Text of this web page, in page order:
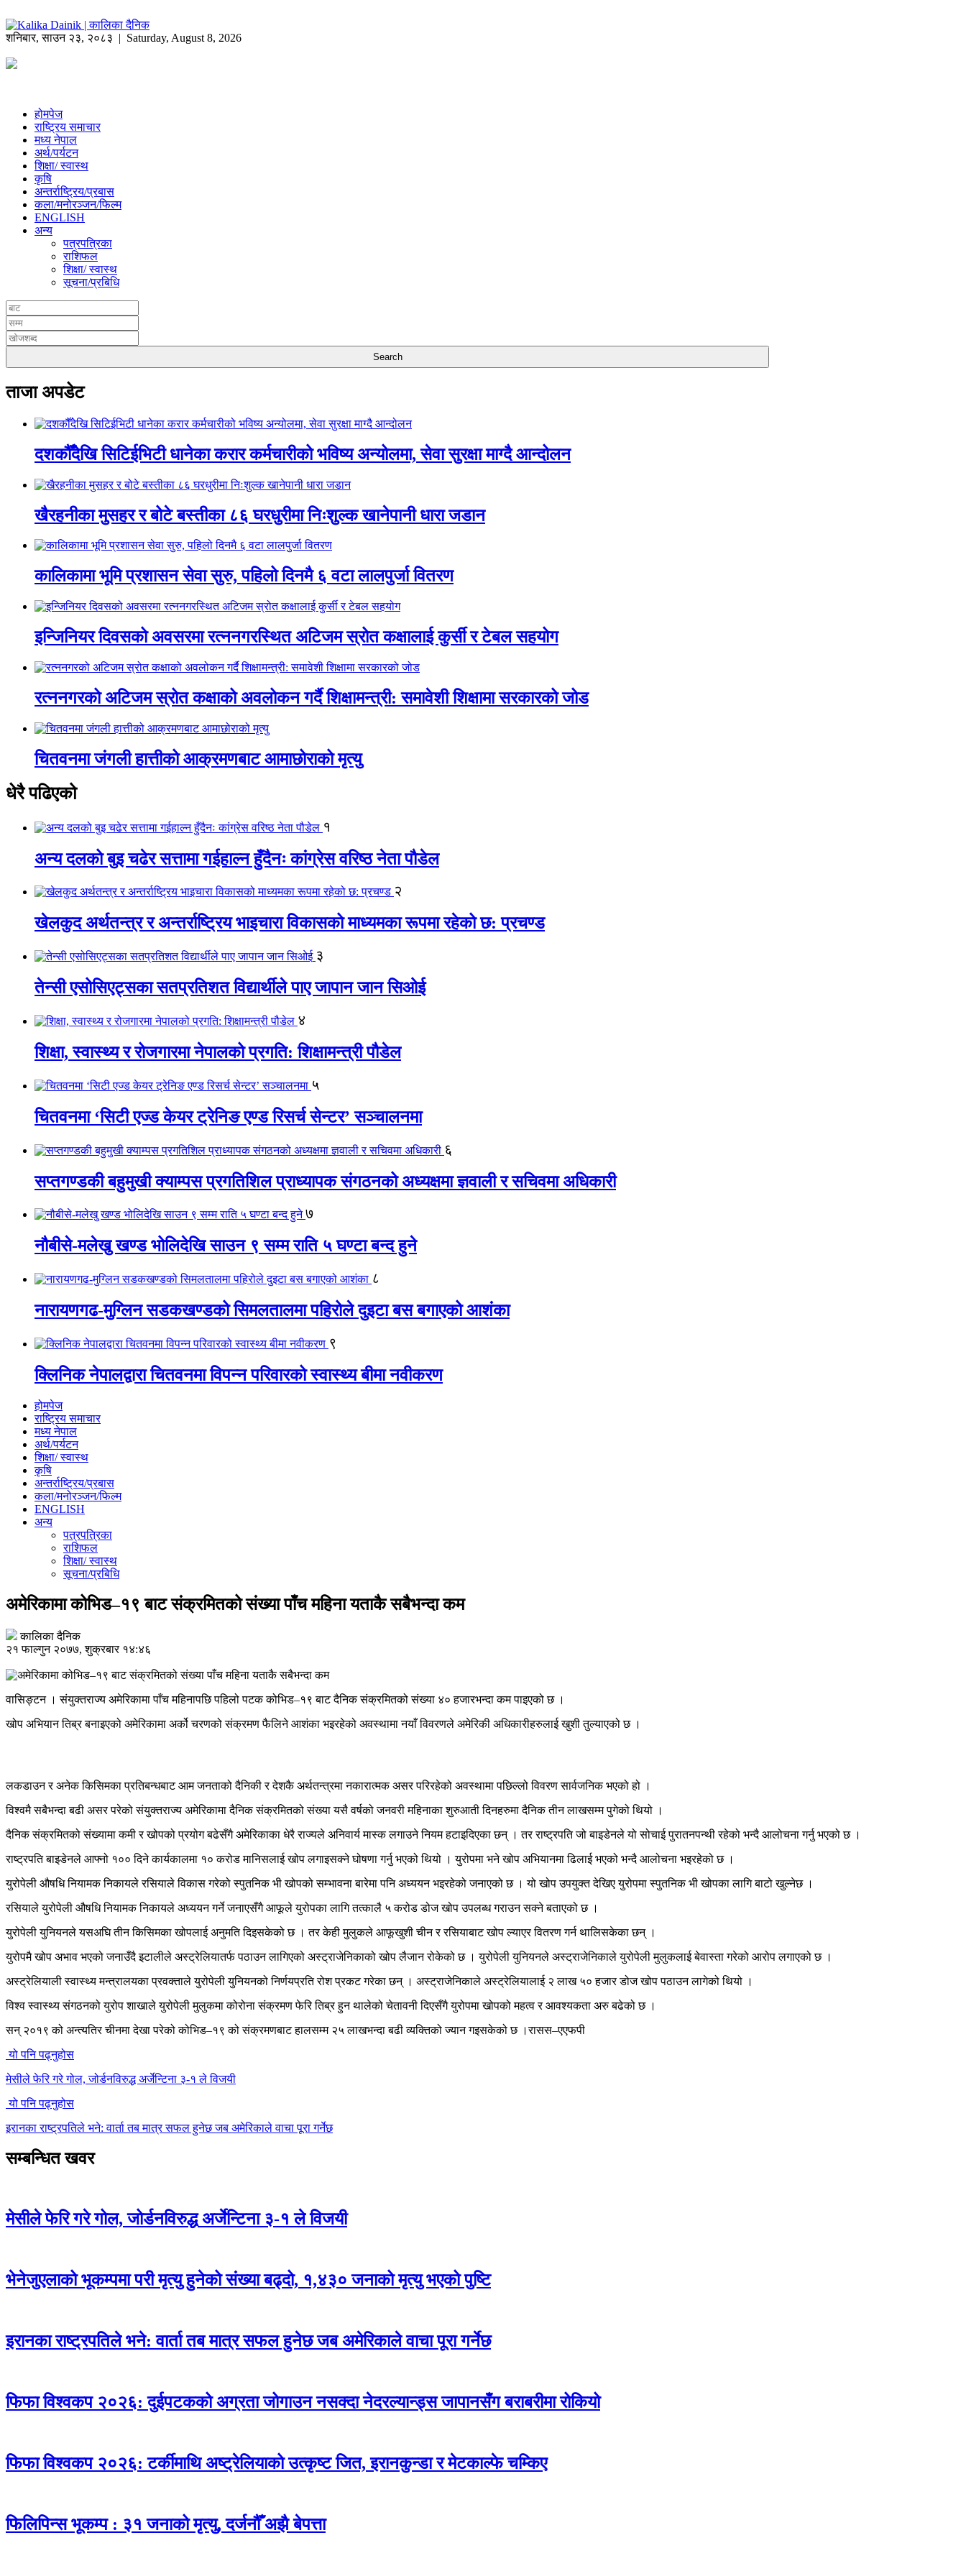
शनिबार,साउन २३, २०८३ | Saturday, August 8, 2026
होमपेज
राष्ट्रिय समाचार
मध्य नेपाल
अर्थ/पर्यटन
शिक्षा/ स्वास्थ
कृषि
अन्तर्राष्ट्रिय/प्रबास
कला/मनोरञ्जन/फिल्म
ENGLISH
अन्य
पत्रपत्रिका
राशिफल
शिक्षा/ स्वास्थ
सूचना/प्रबिधि
ताजा अपडेट
दशकौँदेखि सिटिईभिटी धानेका करार कर्मचारीको भविष्य अन्योलमा, सेवा सुरक्षा माग्दै आन्दोलन
खैरहनीका मुसहर र बोटे बस्तीका ८६ घरधुरीमा निःशुल्क खानेपानी धारा जडान
कालिकामा भूमि प्रशासन सेवा सुरु, पहिलो दिनमै ६ वटा लालपुर्जा वितरण
इन्जिनियर दिवसको अवसरमा रत्ननगरस्थित अटिजम स्रोत कक्षालाई कुर्सी र टेबल सहयोग
रत्ननगरको अटिजम स्रोत कक्षाको अवलोकन गर्दै शिक्षामन्त्री: समावेशी शिक्षामा सरकारको जोड
चितवनमा जंगली हात्तीको आक्रमणबाट आमाछोराको मृत्यु
धेरै पढिएको
१
अन्य दलको बुइ चढेर सत्तामा गईहाल्न हुँदैनः कांग्रेस वरिष्ठ नेता पौडेल
२
खेलकुद अर्थतन्त्र र अन्तर्राष्ट्रिय भाइचारा विकासको माध्यमका रूपमा रहेको छ: प्रचण्ड
३
तेन्सी एसोसिएट्सका सतप्रतिशत विद्यार्थीले पाए जापान जान सिओई
४
शिक्षा, स्वास्थ्य र रोजगारमा नेपालको प्रगति: शिक्षामन्त्री पौडेल
५
चितवनमा ‘सिटी एज्ड केयर ट्रेनिङ एण्ड रिसर्च सेन्टर’ सञ्चालनमा
६
सप्तगण्डकी बहुमुखी क्याम्पस प्रगतिशिल प्राध्यापक संगठनको अध्यक्षमा ज्ञवाली र सचिवमा अधिकारी
७
नौबीसे-मलेखु खण्ड भोलिदेखि साउन ९ सम्म राति ५ घण्टा बन्द हुने
८
नारायणगढ-मुग्लिन सडकखण्डको सिमलतालमा पहिरोले दुइटा बस बगाएको आशंका
९
क्लिनिक नेपालद्वारा चितवनमा विपन्न परिवारको स्वास्थ्य बीमा नवीकरण
होमपेज
राष्ट्रिय समाचार
मध्य नेपाल
अर्थ/पर्यटन
शिक्षा/ स्वास्थ
कृषि
अन्तर्राष्ट्रिय/प्रबास
कला/मनोरञ्जन/फिल्म
ENGLISH
अन्य
पत्रपत्रिका
राशिफल
शिक्षा/ स्वास्थ
सूचना/प्रबिधि
अमेरिकामा कोभिड–१९ बाट संक्रमितको संख्या पाँच महिना यताकै सबैभन्दा कम
कालिका दैनिक
२१ फाल्गुन २०७७, शुक्रबार १४:४६
वासिङ्टन । संयुक्तराज्य अमेरिकामा पाँच महिनापछि पहिलो पटक कोभिड–१९ बाट दैनिक संक्रमितको संख्या ४० हजारभन्दा कम पाइएको छ ।
खोप अभियान तिब्र बनाइएको अमेरिकामा अर्को चरणको संक्रमण फैलिने आशंका भइरहेको अवस्थामा नयाँ विवरणले अमेरिकी अधिकारीहरुलाई खुशी तुल्याएको छ ।
लकडाउन र अनेक किसिमका प्रतिबन्धबाट आम जनताको दैनिकी र देशकै अर्थतन्त्रमा नकारात्मक असर परिरहेको अवस्थामा पछिल्लो विवरण सार्वजनिक भएको हो ।
विश्वमै सबैभन्दा बढी असर परेको संयुक्तराज्य अमेरिकामा दैनिक संक्रमितको संख्या यसै वर्षको जनवरी महिनाका शुरुआती दिनहरुमा दैनिक तीन लाखसम्म पुगेको थियो ।
दैनिक संक्रमितको संख्यामा कमी र खोपको प्रयोग बढेसँगै अमेरिकाका धेरै राज्यले अनिवार्य मास्क लगाउने नियम हटाइदिएका छन् । तर राष्ट्रपति जो बाइडेनले यो सोचाई पुरातनपन्थी रहेको भन्दै आलोचना गर्नु भएको छ ।
राष्ट्रपति बाइडेनले आफ्नो १०० दिने कार्यकालमा १० करोड मानिसलाई खोप लगाइसक्ने घोषणा गर्नु भएको थियो । युरोपमा भने खोप अभियानमा ढिलाई भएको भन्दै आलोचना भइरहेको छ ।
युरोपेली औषधि नियामक निकायले रसियाले विकास गरेको स्पुतनिक भी खोपको सम्भावना बारेमा पनि अध्ययन भइरहेको जनाएको छ । यो खोप उपयुक्त देखिए युरोपमा स्पुतनिक भी खोपका लागि बाटो खुल्नेछ ।
रसियाले युरोपेली औषधि नियामक निकायले अध्ययन गर्ने जनाएसँगै आफूले युरोपका लागि तत्कालै ५ करोड डोज खोप उपलब्ध गराउन सक्ने बताएको छ ।
युरोपेली युनियनले यसअघि तीन किसिमका खोपलाई अनुमति दिइसकेको छ । तर केही मुलुकले आफूखुशी चीन र रसियाबाट खोप ल्याएर वितरण गर्न थालिसकेका छन् ।
युरोपमै खोप अभाव भएको जनाउँदै इटालीले अस्ट्रेलियातर्फ पठाउन लागिएको अस्ट्राजेनिकाको खोप लैजान रोकेको छ । युरोपेली युनियनले अस्ट्राजेनिकाले युरोपेली मुलुकलाई बेवास्ता गरेको आरोप लगाएको छ ।
अस्ट्रेलियाली स्वास्थ्य मन्त्रालयका प्रवक्ताले युरोपेली युनियनको निर्णयप्रति रोश प्रकट गरेका छन् । अस्ट्राजेनिकाले अस्ट्रेलियालाई २ लाख ५० हजार डोज खोप पठाउन लागेको थियो ।
विश्व स्वास्थ्य संगठनको युरोप शाखाले युरोपेली मुलुकमा कोरोना संक्रमण फेरि तिब्र हुन थालेको चेतावनी दिएसँगै युरोपमा खोपको महत्व र आवश्यकता अरु बढेको छ ।
सन् २०१९ को अन्त्यतिर चीनमा देखा परेको कोभिड–१९ को संक्रमणबाट हालसम्म २५ लाखभन्दा बढी व्यक्तिको ज्यान गइसकेको छ ।रासस–एएफपी
यो पनि पढ्नुहोस
मेसीले फेरि गरे गोल, जोर्डनविरुद्ध अर्जेन्टिना ३-१ ले विजयी
यो पनि पढ्नुहोस
इरानका राष्ट्रपतिले भने: वार्ता तब मात्र सफल हुनेछ जब अमेरिकाले वाचा पूरा गर्नेछ
सम्बन्धित खवर
मेसीले फेरि गरे गोल, जोर्डनविरुद्ध अर्जेन्टिना ३-१ ले विजयी
भेनेजुएलाको भूकम्पमा परी मृत्यु हुनेको संख्या बढ्दो, १,४३० जनाको मृत्यु भएको पुष्टि
इरानका राष्ट्रपतिले भने: वार्ता तब मात्र सफल हुनेछ जब अमेरिकाले वाचा पूरा गर्नेछ
फिफा विश्वकप २०२६: दुईपटकको अग्रता जोगाउन नसक्दा नेदरल्यान्ड्स जापानसँग बराबरीमा रोकियो
फिफा विश्वकप २०२६: टर्कीमाथि अष्ट्रेलियाको उत्कृष्ट जित, इरानकुन्डा र मेटकाल्फे चम्किए
फिलिपिन्स भूकम्प : ३१ जनाको मृत्यु, दर्जनौँ अझै बेपत्ता